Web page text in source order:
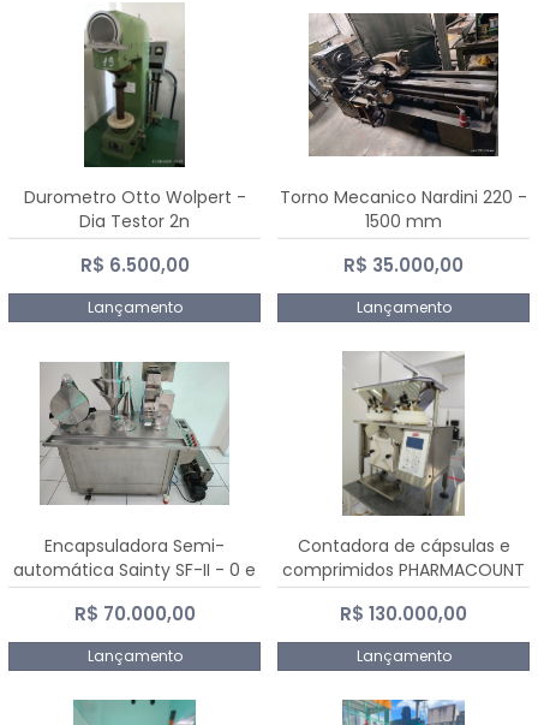
Durometro Otto Wolpert -
Dia Testor 2n
R$ 6.500,00
Lançamento
Torno Mecanico Nardini 220 -
1500 mm
R$ 35.000,00
Lançamento
Encapsuladora Semi-
automática Sainty SF-II - 0 e
00
R$ 70.000,00
Lançamento
Contadora de cápsulas e
comprimidos PHARMACOUNT
- 2-2R3
R$ 130.000,00
Lançamento